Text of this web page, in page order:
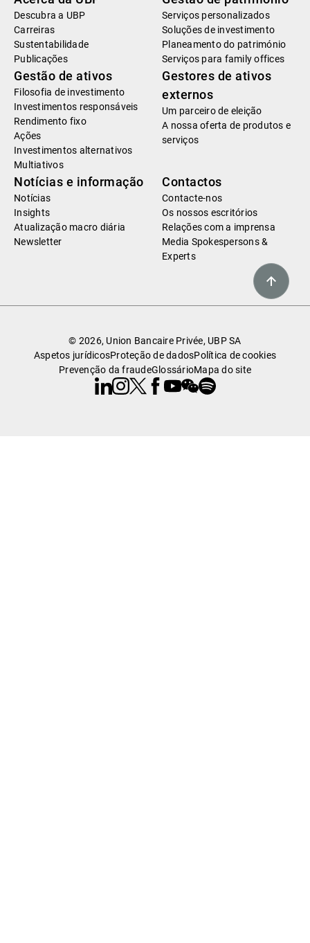
Descubra a UBP
Carreiras
Sustentabilidade
Publicações
Serviços personalizados
Soluções de investimento
Planeamento do património
Serviços para family offices
Gestão de ativos
Filosofia de investimento
Investimentos responsáveis
Rendimento fixo
Ações
Investimentos alternativos
Multiativos
Gestores de ativos
externos
Um parceiro de eleição
A nossa oferta de produtos e
serviços
Notícias e informação
Notícias
Insights
Atualização macro diária
Newsletter
Contactos
Contacte-nos
Os nossos escritórios
Relações com a imprensa
Media Spokespersons &
Experts
© 2026, Union Bancaire Privée, UBP SA
Aspetos jurídicosProteção de dadosPolítica de cookies
Prevenção da fraudeGlossárioMapa do site
Linkedin
Instagram
X Facebook
Youtube
WeChat
Spotify